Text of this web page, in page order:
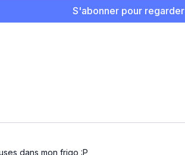
S'abonner pour regarder
dans mon frigo :P